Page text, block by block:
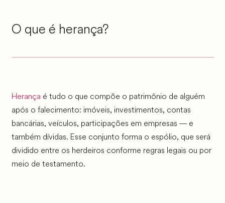
O que é herança?
Herança é tudo o que compõe o patrimônio de alguém
após o falecimento: imóveis, investimentos, contas
bancárias, veículos, participações em empresas — e
também dívidas. Esse conjunto forma o espólio, que será
dividido entre os herdeiros conforme regras legais ou por
meio de testamento.